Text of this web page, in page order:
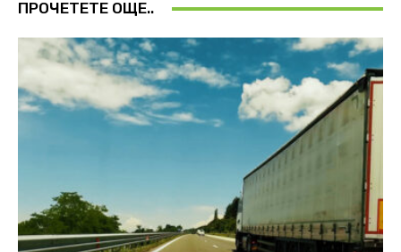
ПРОЧЕТЕТЕ ОЩЕ..